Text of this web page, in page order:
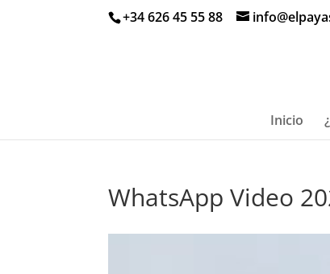
+34 626 45 55 88
Inicio
WhatsApp Video